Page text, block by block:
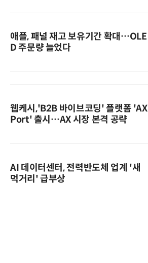
애플, 패널 재고 보유기간 확대…OLE
D 주문량 늘었다
웹케시,'B2B 바이브코딩' 플랫폼 'AX
Port' 출시…AX 시장 본격 공략
AI 데이터센터, 전력반도체 업계 '새
먹거리' 급부상